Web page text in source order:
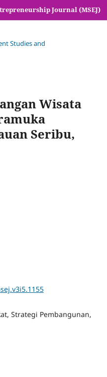
Journal (MSEJ)
Studies and
Wisata
Seribu,
Strategi Pembangunan,